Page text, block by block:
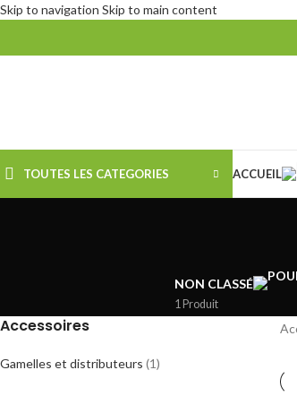
Skip to navigation Skip to main content
TOUTES LES CATEGORIES ACCUEIL
NON CLASSÉ
1 Produit
Accessoires
Gamelles et distributeurs (1)